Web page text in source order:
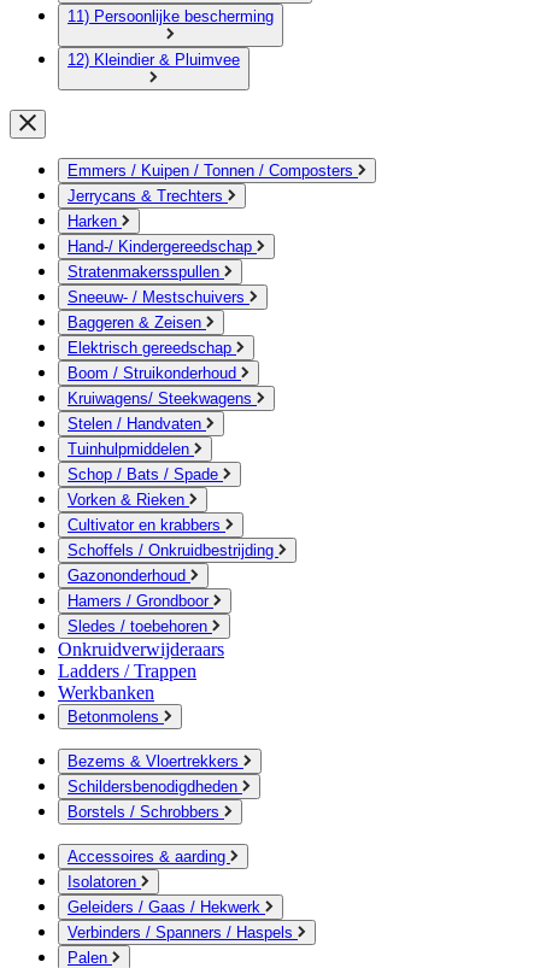
11) Persoonlijke bescherming
12) Kleindier & Pluimvee
Emmers / Kuipen / Tonnen / Composters
Jerrycans & Trechters
Harken
Hand-/ Kindergereedschap
Stratenmakersspullen
Sneeuw- / Mestschuivers
Baggeren & Zeisen
Elektrisch gereedschap
Boom / Struikonderhoud
Kruiwagens/ Steekwagens
Stelen / Handvaten
Tuinhulpmiddelen
Schop / Bats / Spade
Vorken & Rieken
Cultivator en krabbers
Schoffels / Onkruidbestrijding
Gazononderhoud
Hamers / Grondboor
Sledes / toebehoren
Onkruidverwijderaars
Ladders / Trappen
Werkbanken
Betonmolens
Bezems & Vloertrekkers
Schildersbenodigdheden
Borstels / Schrobbers
Accessoires & aarding
Isolatoren
Geleiders / Gaas / Hekwerk
Verbinders / Spanners / Haspels
Palen